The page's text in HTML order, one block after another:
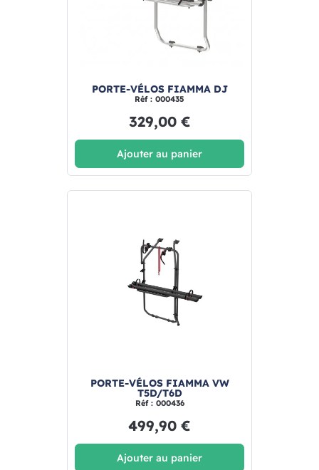
PORTE-VÉLOS FIAMMA DJ
Réf : 000435
329,00 €
Ajouter au panier
PORTE-VÉLOS FIAMMA VW
T5D/T6D
Réf : 000436
499,90 €
Ajouter au panier